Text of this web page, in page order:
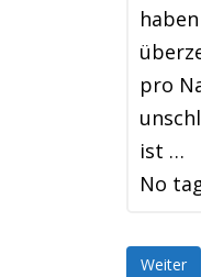
pro
ist …
No
Weiter